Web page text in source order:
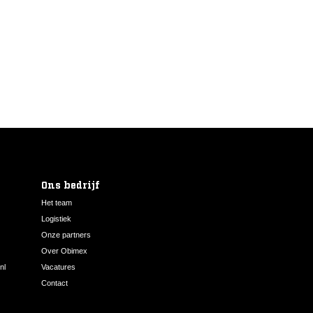
Ons bedrijf
Het team
Logistiek
Onze partners
Over Obimex
Vacatures
Contact